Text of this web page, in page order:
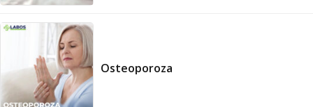
Osteoporoza